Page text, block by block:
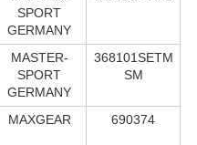
SPORT
GERMANY
MASTER-
SPORT
GERMANY
368101SETM
SM
MAXGEAR 690374